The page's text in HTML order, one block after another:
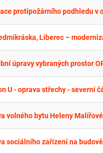
U - oprava střechy - severní